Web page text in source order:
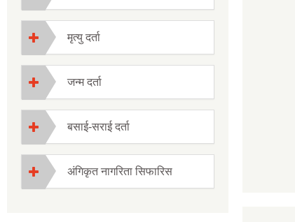
मृत्यु दर्ता
जन्म दर्ता
बसाई-सराई दर्ता
अंगिकृत नागरिता सिफारिस